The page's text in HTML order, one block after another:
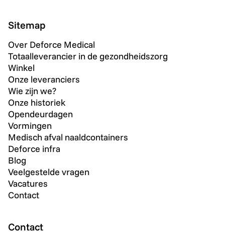
Sitemap
Over Deforce Medical
Totaalleverancier in de gezondheidszorg
Winkel
Onze leveranciers
Wie zijn we?
Onze historiek
Opendeurdagen
Vormingen
Medisch afval naaldcontainers
Deforce infra
Blog
Veelgestelde vragen
Vacatures
Contact
Contact